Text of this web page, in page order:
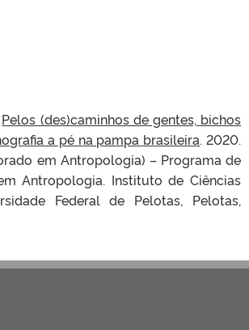
Pelos (des)caminhos de gentes, bichos
a pé na pampa brasileira. 2020.
em Antropologia) – Programa de
Antropologia. Instituto de Ciências
Federal de Pelotas, Pelotas,